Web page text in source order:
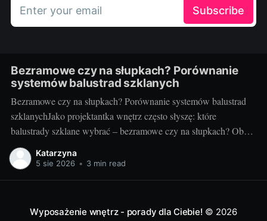
Enter your email Subscribe
Bezramowe czy na słupkach? Porównanie
systemów balustrad szklanych
Bezramowe czy na słupkach? Porównanie systemów balustrad
szklanychJako projektantka wnętrz często słyszę: które
balustrady szklane wybrać – bezramowe czy na słupkach? Oba
systemy potrafią wyglądać zjawiskowo i podnieść wartość
nieruchomości, ale różnią się konstrukcją, montażem i
Katarzyna
5 sie 2026 • 3 min read
Wyposażenie wnętrz - porady dla Ciebie! © 2026